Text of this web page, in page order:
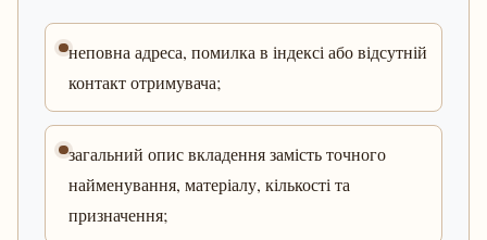
неповна адреса, помилка в індексі або відсутній
контакт отримувача;
загальний опис вкладення замість точного
найменування, матеріалу, кількості та
призначення;